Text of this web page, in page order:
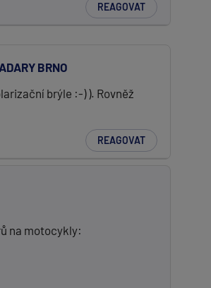
REAGOVAT
BRNO
brýle :-) ). Rovněž
REAGOVAT
na motocykly: